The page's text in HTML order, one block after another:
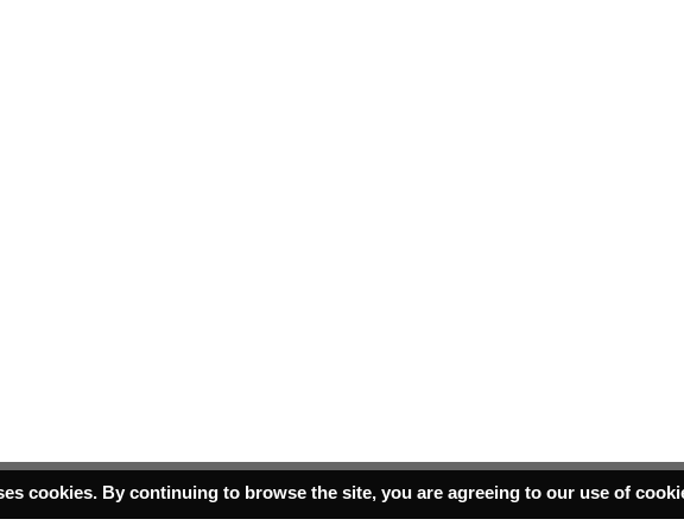
cookies. By continuing to browse the site, you are agreeing to our use of